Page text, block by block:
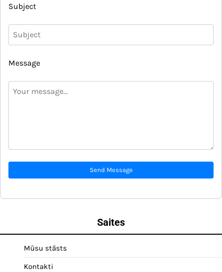
Subject
Message
Send Message
Saites
Mūsu stāsts
Kontakti